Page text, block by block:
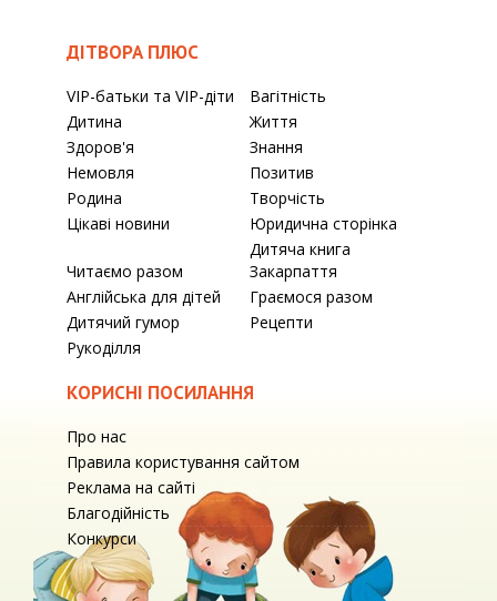
ДІТВОРА ПЛЮС
VIP-батьки та VIP-діти
Вагітність
Дитина
Життя
Здоров'я
Знання
Немовля
Позитив
Родина
Творчість
Цікаві новини
Юридична сторінка
Читаємо разом
Дитяча книга
Закарпаття
Англійська для дітей
Граємося разом
Дитячий гумор
Рецепти
Рукоділля
КОРИСНІ ПОСИЛАННЯ
Про нас
Правила користування сайтом
Реклама на сайті
Благодійність
Конкурси